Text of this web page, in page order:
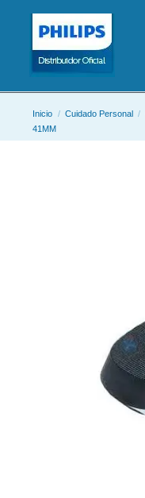
Inicio Cuidado Personal
41MM